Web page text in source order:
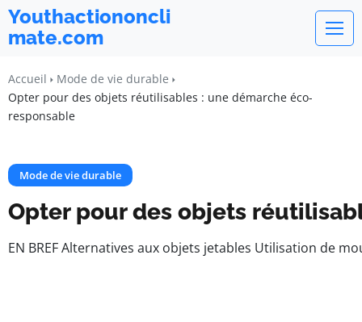
Youthactiononcli
mate.com
Accueil
Mode de vie durable
Opter pour des objets réutilisables : une démarche éco-
responsable
Mode de vie durable
Opter pour des objets
EN BREF Alternatives aux objets jetables Utilisation de